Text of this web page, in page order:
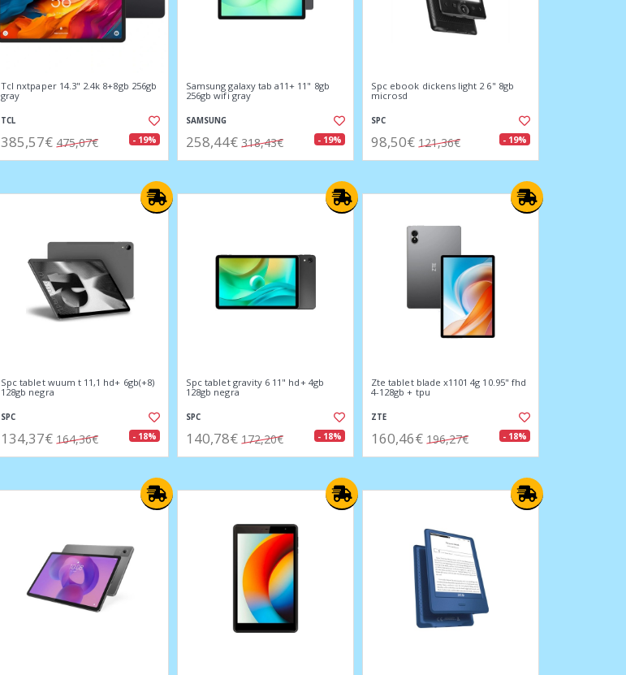
Tcl nxtpaper 14.3" 2.4k 8+8gb 256gb
gray
TCL
385,57€ 475,07€ - 19%
Samsung galaxy tab a11+ 11" 8gb
256gb wifi gray
SAMSUNG
258,44€ 318,43€ - 19%
Spc ebook dickens light 2 6" 8gb
microsd
SPC
98,50€ 121,36€ - 19%
Spc tablet wuum t 11,1 hd+ 6gb(+8)
128gb negra
SPC
134,37€ 164,36€ - 18%
Spc tablet gravity 6 11" hd+ 4gb
128gb negra
SPC
140,78€ 172,20€ - 18%
Zte tablet blade x1101 4g 10.95" fhd
4-128gb + tpu
ZTE
160,46€ 196,27€ - 18%